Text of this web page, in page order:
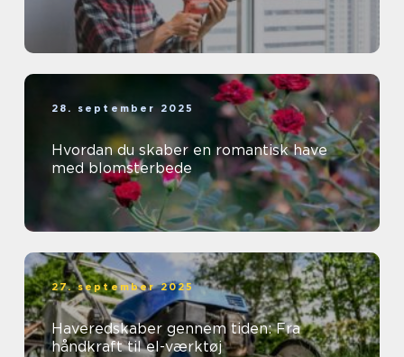
28. september 2025
Hvordan du skaber en romantisk have
med blomsterbede
27. september 2025
Haveredskaber gennem tiden: Fra
håndkraft til el-værktøj